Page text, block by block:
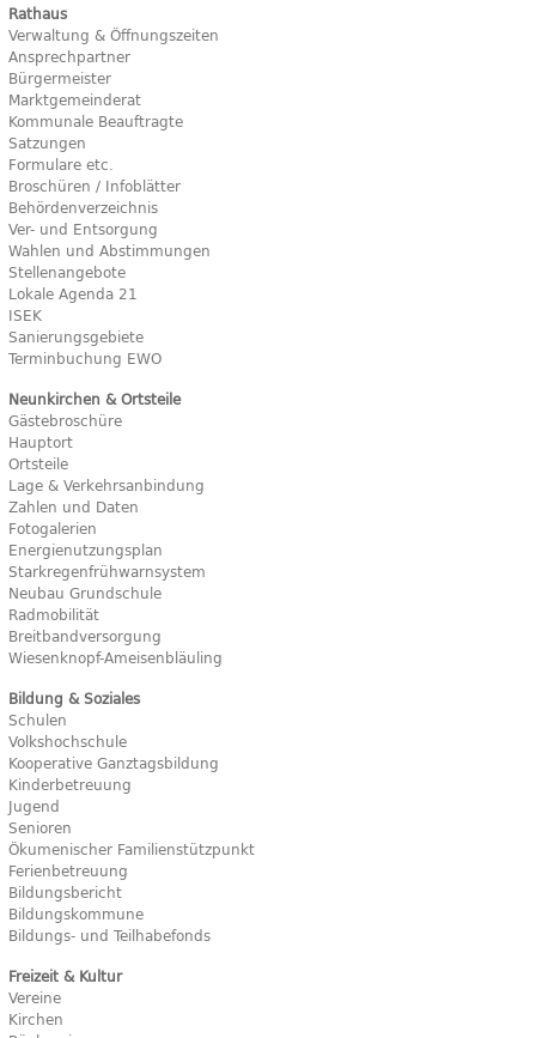
Rathaus
Verwaltung & Öffnungszeiten
Ansprechpartner
Bürgermeister
Marktgemeinderat
Kommunale Beauftragte
Satzungen
Formulare etc.
Broschüren / Infoblätter
Behördenverzeichnis
Ver- und Entsorgung
Wahlen und Abstimmungen
Stellenangebote
Lokale Agenda 21
ISEK
Sanierungsgebiete
Terminbuchung EWO
Neunkirchen & Ortsteile
Gästebroschüre
Hauptort
Ortsteile
Lage & Verkehrsanbindung
Zahlen und Daten
Fotogalerien
Energienutzungsplan
Starkregenfrühwarnsystem
Neubau Grundschule
Radmobilität
Breitbandversorgung
Wiesenknopf-Ameisenbläuling
Bildung & Soziales
Schulen
Volkshochschule
Kooperative Ganztagsbildung
Kinderbetreuung
Jugend
Senioren
Ökumenischer Familienstützpunkt
Ferienbetreuung
Bildungsbericht
Bildungskommune
Bildungs- und Teilhabefonds
Freizeit & Kultur
Vereine
Kirchen